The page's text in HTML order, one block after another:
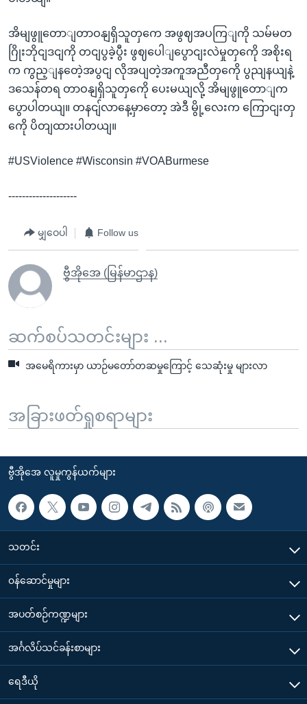
အိမျဖွူတောျတာဝနျရှိသူတှကေ အဖွဈအပကြျကို သမ်မတ
ဂြိုးဘိုငျဒငျကို တငျပွခဲ့ပွီး ဖွဈပေါျပွောငျးလဲမှုတှကေို အစိုးရ
က ကွည့ျနတေဲ့အပွငျ လိုအပျတဲ့အကူအညီတှကေို ပွညျနယျနဲ့
ဒသေန်တရ တာဝနျရှိသူတှကေို ပေးမယျလို့ အိမျဖွူတောျက
ပွောပါတယျ။ တနငျ်လာနေ့မှာတော့ အဲဒီ မွို့လေးက ကြောငျးတှ
ကေို ပိတျထားပါတယျ။
#USViolence #Wisconsin #VOABurmese
--------------------
မျှဝေပါ Follow us
ဗွီအိုအေ (မြန်မာဌာန)
ဆက်စပ်သတင်းများ ...
အမေရိကားမှာ ယာဉ်မတော်တဆမှုကြောင့် သေဆုံးမှု များလာ
အခြားဖတ်ရှုစရာများ
ဗွီအိုအေ လူမှုကွန်ယက်များ
သတင်း
၀န်ဆောင်မှုများ
အပတ်စဉ်ကဏ္ဍများ
အင်္ဂလိပ်သင်ခန်းစာများ
ရေဒီယို